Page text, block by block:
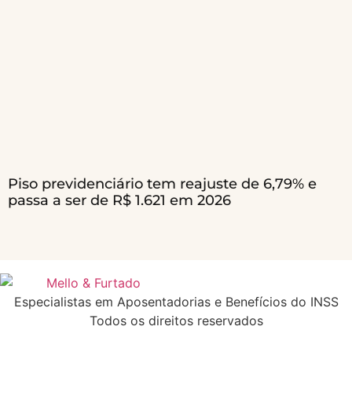
Piso previdenciário tem reajuste de 6,79% e
passa a ser de R$ 1.621 em 2026
Especialistas em Aposentadorias e Benefícios do INSS
Todos os direitos reservados